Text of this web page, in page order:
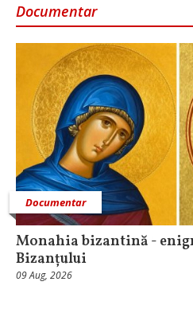
Documentar
Documentar
Monahia bizantină -
Bizanțului
09 Aug, 2026